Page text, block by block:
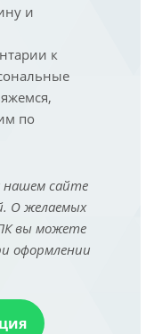
и
к
по
нашем сайте
О желаемых
вы можете
оформлении